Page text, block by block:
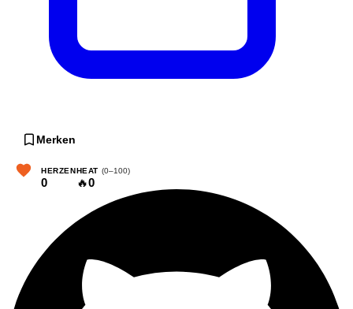
Merken
HERZEN
0
HEAT (0–100)
🔥0